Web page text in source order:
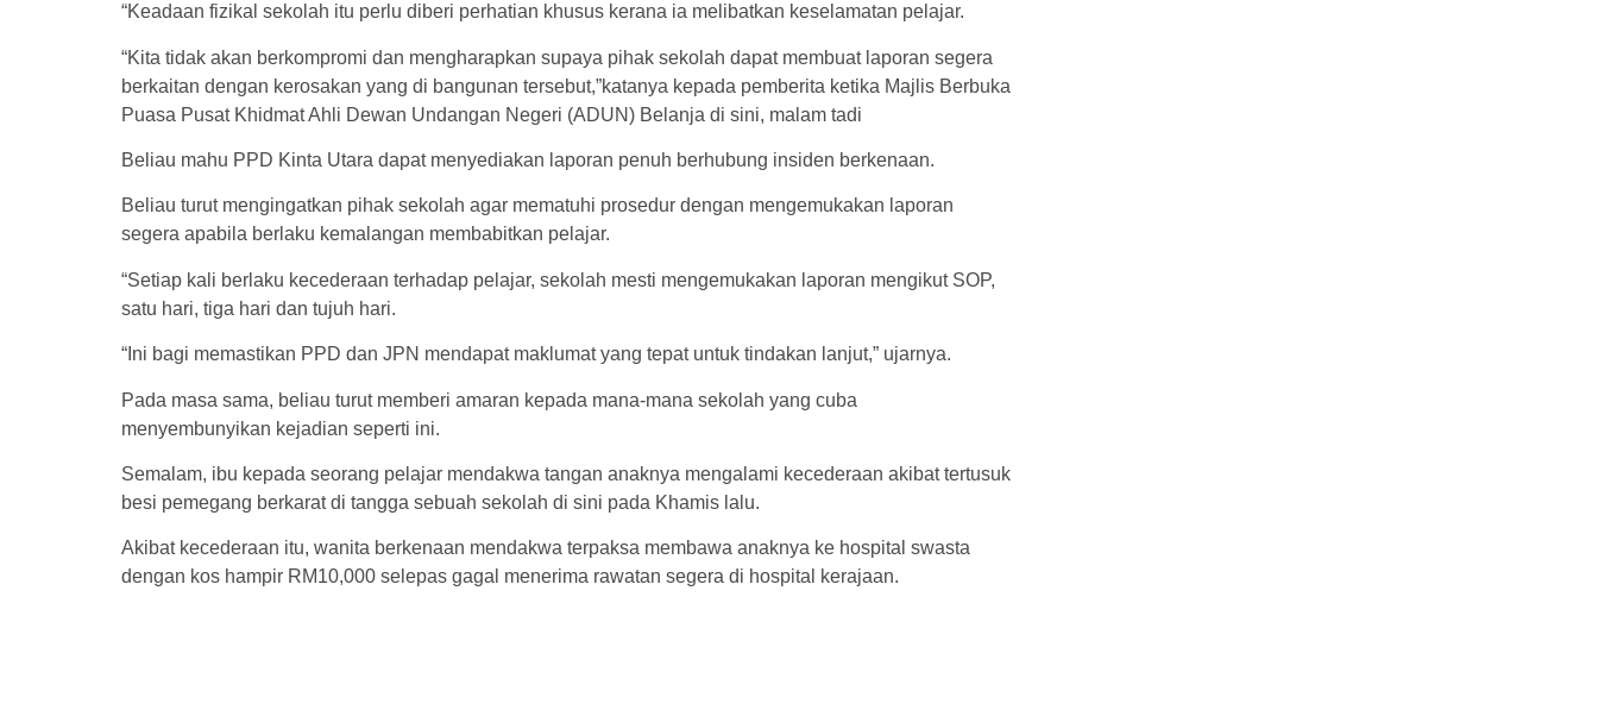
“Keadaan fizikal sekolah itu perlu diberi perhatian khusus kerana ia melibatkan keselamatan pelajar.
“Kita tidak akan berkompromi dan mengharapkan supaya pihak sekolah dapat membuat laporan segera
berkaitan dengan kerosakan yang di bangunan tersebut,”katanya kepada pemberita ketika Majlis Berbuka
Puasa Pusat Khidmat Ahli Dewan Undangan Negeri (ADUN) Belanja di sini, malam tadi
Beliau mahu PPD Kinta Utara dapat menyediakan laporan penuh berhubung insiden berkenaan.
Beliau turut mengingatkan pihak sekolah agar mematuhi prosedur dengan mengemukakan laporan
segera apabila berlaku kemalangan membabitkan pelajar.
“Setiap kali berlaku kecederaan terhadap pelajar, sekolah mesti mengemukakan laporan mengikut SOP,
satu hari, tiga hari dan tujuh hari.
“Ini bagi memastikan PPD dan JPN mendapat maklumat yang tepat untuk tindakan lanjut,” ujarnya.
Pada masa sama, beliau turut memberi amaran kepada mana-mana sekolah yang cuba
menyembunyikan kejadian seperti ini.
Semalam, ibu kepada seorang pelajar mendakwa tangan anaknya mengalami kecederaan akibat tertusuk
besi pemegang berkarat di tangga sebuah sekolah di sini pada Khamis lalu.
Akibat kecederaan itu, wanita berkenaan mendakwa terpaksa membawa anaknya ke hospital swasta
dengan kos hampir RM10,000 selepas gagal menerima rawatan segera di hospital kerajaan.